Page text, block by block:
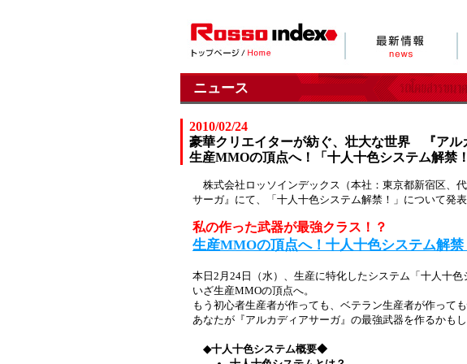
ニュース
2010/02/24
豪華クリエイターが紡ぐ、壮大な世界 『アル
生産MMOの頂点へ！「十人十色システム解禁
株式会社ロッソインデックス（本社：東京都新宿区、
サーガ』にて、「十人十色システム解禁！」について発表
私の作った武器が最強クラス！？
生産MMOの頂点へ！十人十色システム解禁
本日2月24日（水）、生産に特化したシステム「十人十色
いざ生産MMOの頂点へ。
もう初心者生産者が作っても、ベテラン生産者が作って
あなたが『アルカディアサーガ』の最強武器を作るかもし
◆十人十色システム概要◆